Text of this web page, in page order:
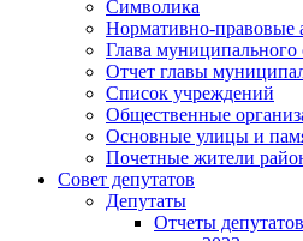
Символика
Нормативно-правовые
Глава муниципального
Отчет главы
Список учреждений
Общественные
Основные улицы и
Почетные жители
Совет депутатов
Депутаты
Отчеты депутатов